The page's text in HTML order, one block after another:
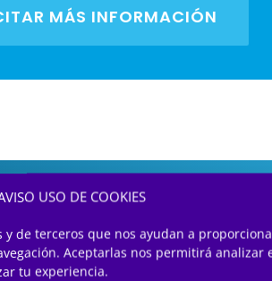
USO DE COOKIES
y de terceros que nos ayudan a
Aceptarlas nos permitirá analizar
tu experiencia.
MÁS INFORMACIÓN